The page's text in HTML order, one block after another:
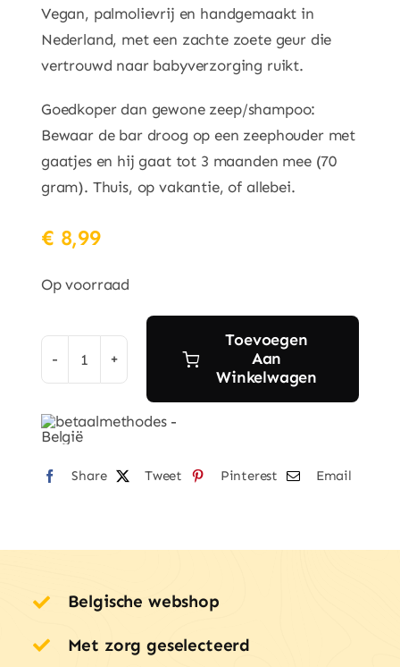
Vegan, palmolievrij en handgemaakt in
Nederland, met een zachte zoete geur die
vertrouwd naar babyverzorging ruikt.
Goedkoper dan gewone zeep/shampoo:
Bewaar de bar droog op een zeephouder met
gaatjes en hij gaat tot 3 maanden mee (70
gram). Thuis, op vakantie, of allebei.
€ 8,99
Op voorraad
2-
1
&
&
Bar
Little
Toevoegen
Aan
Winkelwagen
Share Tweet Pinterest Email
Belgische webshop
Met zorg geselecteerd